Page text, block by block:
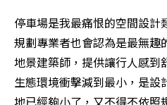
停車場是我最痛恨的空間設計
規劃專業者也會認為是最無趣
地景建築師，提供讓行人感到
生態環境衝擊減到最小，是設
地已經夠小了，又不得不依照